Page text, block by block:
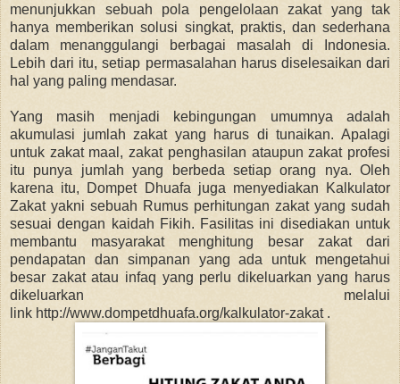
menunjukkan sebuah pola pengelolaan zakat yang tak
hanya memberikan solusi singkat, praktis, dan sederhana
dalam menanggulangi berbagai masalah di Indonesia.
Lebih dari itu, setiap permasalahan harus diselesaikan dari
hal yang paling mendasar.
Yang masih menjadi kebingungan umumnya adalah
akumulasi jumlah zakat yang harus di tunaikan. Apalagi
untuk zakat maal, zakat penghasilan ataupun zakat profesi
itu punya jumlah yang berbeda setiap orang nya. Oleh
karena itu, Dompet Dhuafa juga menyediakan Kalkulator
Zakat yakni sebuah Rumus perhitungan zakat yang sudah
sesuai dengan kaidah Fikih. Fasilitas ini disediakan untuk
membantu masyarakat menghitung besar zakat dari
pendapatan dan simpanan yang ada untuk mengetahui
besar zakat atau infaq yang perlu dikeluarkanyang harus
dikeluarkan melalui
link http://www.dompetdhuafa.org/kalkulator-zakat .